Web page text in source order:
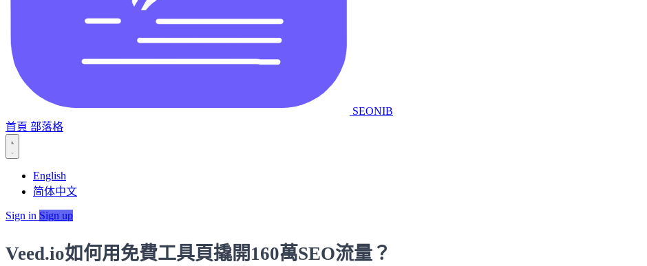
SEONIB
首頁 部落格
English
简体中文
Sign in Sign up
Veed.io如何用免費工具頁撬開160萬SEO流量？